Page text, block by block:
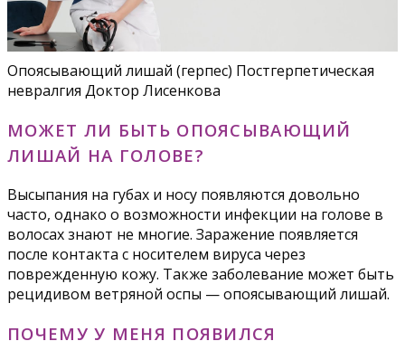
Опоясывающий лишай (герпес) Постгерпетическая
невралгия Доктор Лисенкова
МОЖЕТ ЛИ БЫТЬ ОПОЯСЫВАЮЩИЙ
ЛИШАЙ НА ГОЛОВЕ?
Высыпания на губах и носу появляются довольно
часто, однако о возможности инфекции на голове в
волосах знают не многие. Заражение появляется
после контакта с носителем вируса через
поврежденную кожу. Также заболевание может быть
рецидивом ветряной оспы — опоясывающий лишай.
ПОЧЕМУ У МЕНЯ ПОЯВИЛСЯ